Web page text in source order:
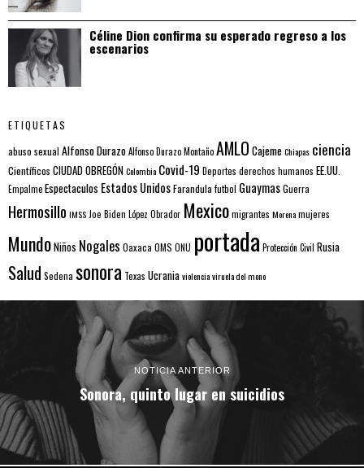
Céline Dion confirma su esperado regreso a los
escenarios
ETIQUETAS
abuso sexual Alfonso DurazoAlfonso Durazo MontañoAMLO CajemeChiapas ciencia
Científicos CIUDAD OBREGÓNColombia Covid-19 Deportes derechos humanos EE.UU.
EmpalmeEspectaculos Estados UnidosFarandulafutbol GuaymasGuerra
Hermosillo IMSSJoe Biden López Obrador Mexicomigrantes Morenamujeres
MundoNiños Nogales Oaxaca OMS ONU portada Protección Civil Rusia
Salud Sedena sonora Texas Ucraniaviolenciaviruela del mono
NOTICIA ANTERIOR
Sonora, quinto lugar en suicidios